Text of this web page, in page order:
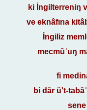
ki İngilterreniŋ
ve eknâfına
İngiliz
mecmûʿuŋ
fi
bi dâr ü't-